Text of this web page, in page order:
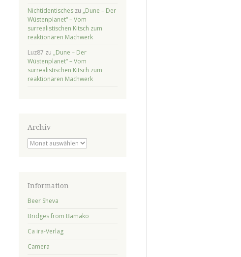
Nichtidentischeszu „Dune – Der
Wüstenplanet“ – Vom
surrealistischen Kitsch zum
reaktionären Machwerk
Luz87 zu „Dune – Der
Wüstenplanet“ – Vom
surrealistischen Kitsch zum
reaktionären Machwerk
Archiv
Archiv
Information
Beer Sheva
Bridges from Bamako
Ca ira-Verlag
Camera